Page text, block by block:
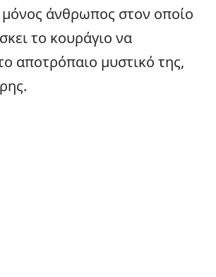
άνθρωπος στον οποίο
το κουράγιο να
αποτρόπαιο μυστικό της,